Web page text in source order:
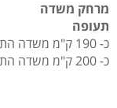
מרחק משדה
תעופה
כ- 190 ק"מ משדה התעופה גרנובל
כ- 200 ק"מ משדה התעופה ג'נבה